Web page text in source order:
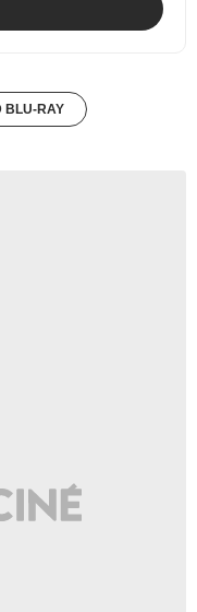
BLU-RAY